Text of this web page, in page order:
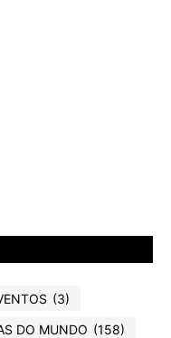
(3)
DO MUNDO (158)